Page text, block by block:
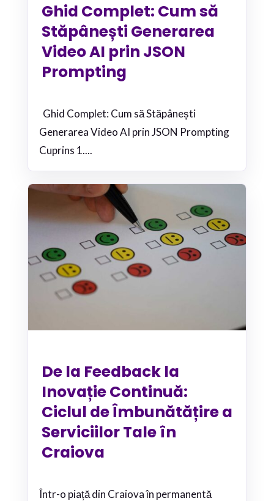
Ghid Complet: Cum să
Stăpânești Generarea
Video AI prin JSON
Prompting
Ghid Complet: Cum să Stăpânești
Generarea Video AI prin JSON Prompting
Cuprins 1....
De la Feedback la
Inovație Continuă:
Ciclul de Îmbunătățire a
Serviciilor Tale în
Craiova
Într-o piață din Craiova în permanentă